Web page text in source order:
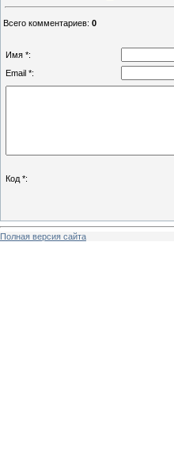
Всего комментариев: 0
Имя *:
Email *:
Код *:
Полная версия сайта